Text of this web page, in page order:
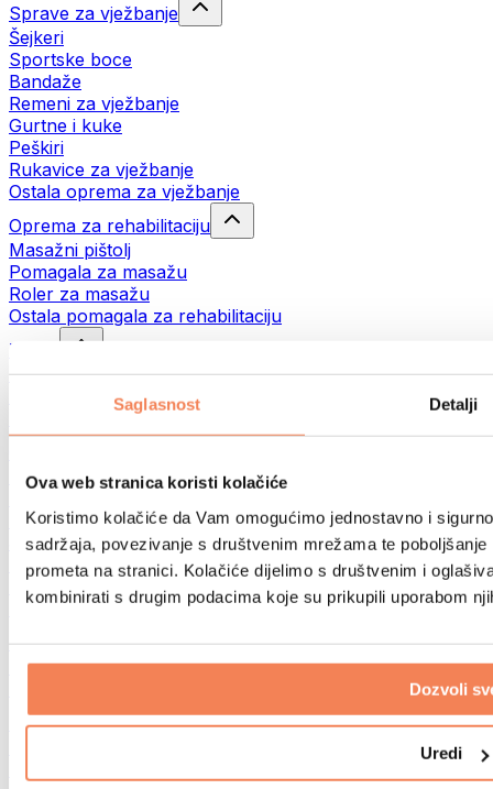
Saglasnost Detalji
Ova web stranica koristi kolačiće
Koristimo kolačiće da Vam omogućimo jednostavno i
sadržaja, povezivanje s društvenim mrežama te
prometa na stranici. Kolačiće dijelimo s društvenim i
kombinirati s drugim podacima koje su prikupili uporabom
Dozvoli
Uredi
Sprave za vježbanje
Šejkeri
Sportske boce
Bandaže
Remeni za vježbanje
Gurtne i kuke
Peškiri
Rukavice za vježbanje
Ostala oprema za vježbanje
Oprema za rehabilitaciju
Masažni pištolj
Pomagala za masažu
Roler za masažu
Ostala pomagala za rehabilitaciju
Torbe
Torbe za hranu
Sportske torbe
Trčanje
Biciklizam
Joga i pilates
Kupanje hladnom vodom
Plivanje
Planinarenje
Biohacking
Terapija crvenim svjetlom
Eko kućanstvo